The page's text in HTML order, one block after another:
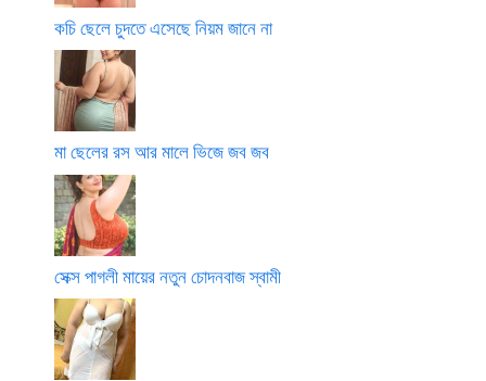
কচি ছেলে চুদতে এসেছে নিয়ম জানে না
মা ছেলের রস আর মালে ভিজে জব জব
সেক্স পাগলী মায়ের নতুন চোদনবাজ স্বামী